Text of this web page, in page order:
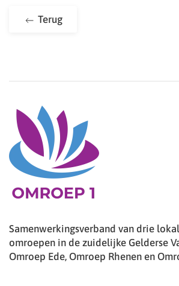
Terug
Samenwerkingsverband van drie
omroepen in de zuidelijke Gelderse
Omroep Ede, Omroep Rhenen en